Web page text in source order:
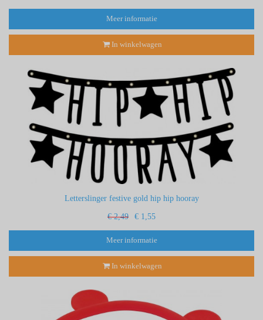
Meer informatie
In winkelwagen
Letterslinger festive gold hip hip hooray
€ 2,49 € 1,55
Meer informatie
In winkelwagen